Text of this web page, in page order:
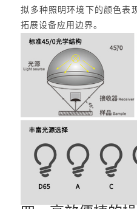
拟多种照明环境下的颜色表
拓展设备应用边界。